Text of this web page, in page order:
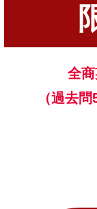
全
（過去